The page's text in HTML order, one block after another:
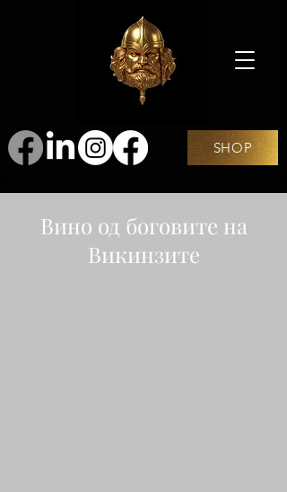
SHOP
Вино од боговите на
Викинзите